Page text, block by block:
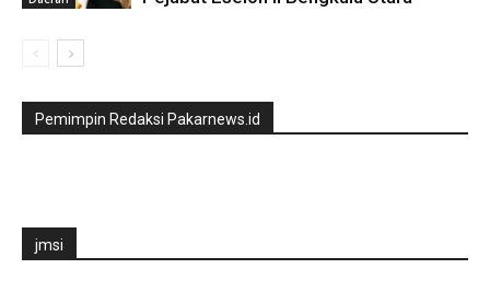
Pemimpin Redaksi Pakarnews.id
jmsi